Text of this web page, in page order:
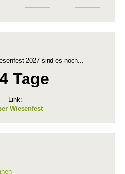
2027 sind es noch...
Tage
Link:
Wiesenfest